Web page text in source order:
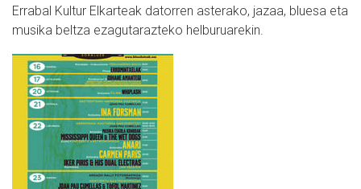
Errabal Kultur Elkarteak datorren asterako, jazaa, bluesa eta
musika beltza ezagutarazteko helburuarekin.